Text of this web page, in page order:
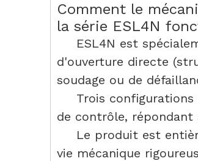
Comment le
la série ESL4N
ESL4N est
d'ouverture directe
soudage ou de
Trois configurations
de contrôle, répondant
Le produit est
vie mécanique